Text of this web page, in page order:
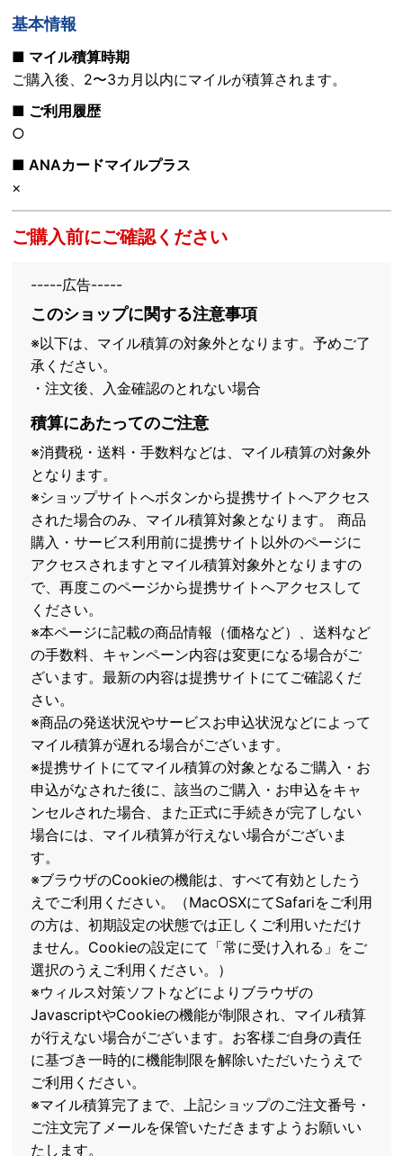
基本情報
■ マイル積算時期
ご購入後、2〜3カ月以内にマイルが積算されます。
■ ご利用履歴
○
■ ANAカードマイルプラス
×
ご購入前にご確認ください
-----広告-----
このショップに関する注意事項
※以下は、マイル積算の対象外となります。予めご了
承ください。
・注文後、入金確認のとれない場合
積算にあたってのご注意
※消費税・送料・手数料などは、マイル積算の対象外
となります。
※ショップサイトへボタンから提携サイトへアクセス
された場合のみ、マイル積算対象となります。 商品
購入・サービス利用前に提携サイト以外のページに
アクセスされますとマイル積算対象外となりますの
で、再度このページから提携サイトへアクセスして
ください。
※本ページに記載の商品情報（価格など）、送料など
の手数料、キャンペーン内容は変更になる場合がご
ざいます。最新の内容は提携サイトにてご確認くだ
さい。
※商品の発送状況やサービスお申込状況などによって
マイル積算が遅れる場合がございます。
※提携サイトにてマイル積算の対象となるご購入・お
申込がなされた後に、該当のご購入・お申込をキャ
ンセルされた場合、また正式に手続きが完了しない
場合には、マイル積算が行えない場合がございま
す。
※ブラウザのCookieの機能は、すべて有効としたう
えでご利用ください。（MacOSXにてSafariをご利用
の方は、初期設定の状態では正しくご利用いただけ
ません。Cookieの設定にて「常に受け入れる」をご
選択のうえご利用ください。）
※ウィルス対策ソフトなどによりブラウザの
JavascriptやCookieの機能が制限され、マイル積算
が行えない場合がございます。お客様ご自身の責任
に基づき一時的に機能制限を解除いただいたうえで
ご利用ください。
※マイル積算完了まで、上記ショップのご注文番号・
ご注文完了メールを保管いただきますようお願いい
たします。